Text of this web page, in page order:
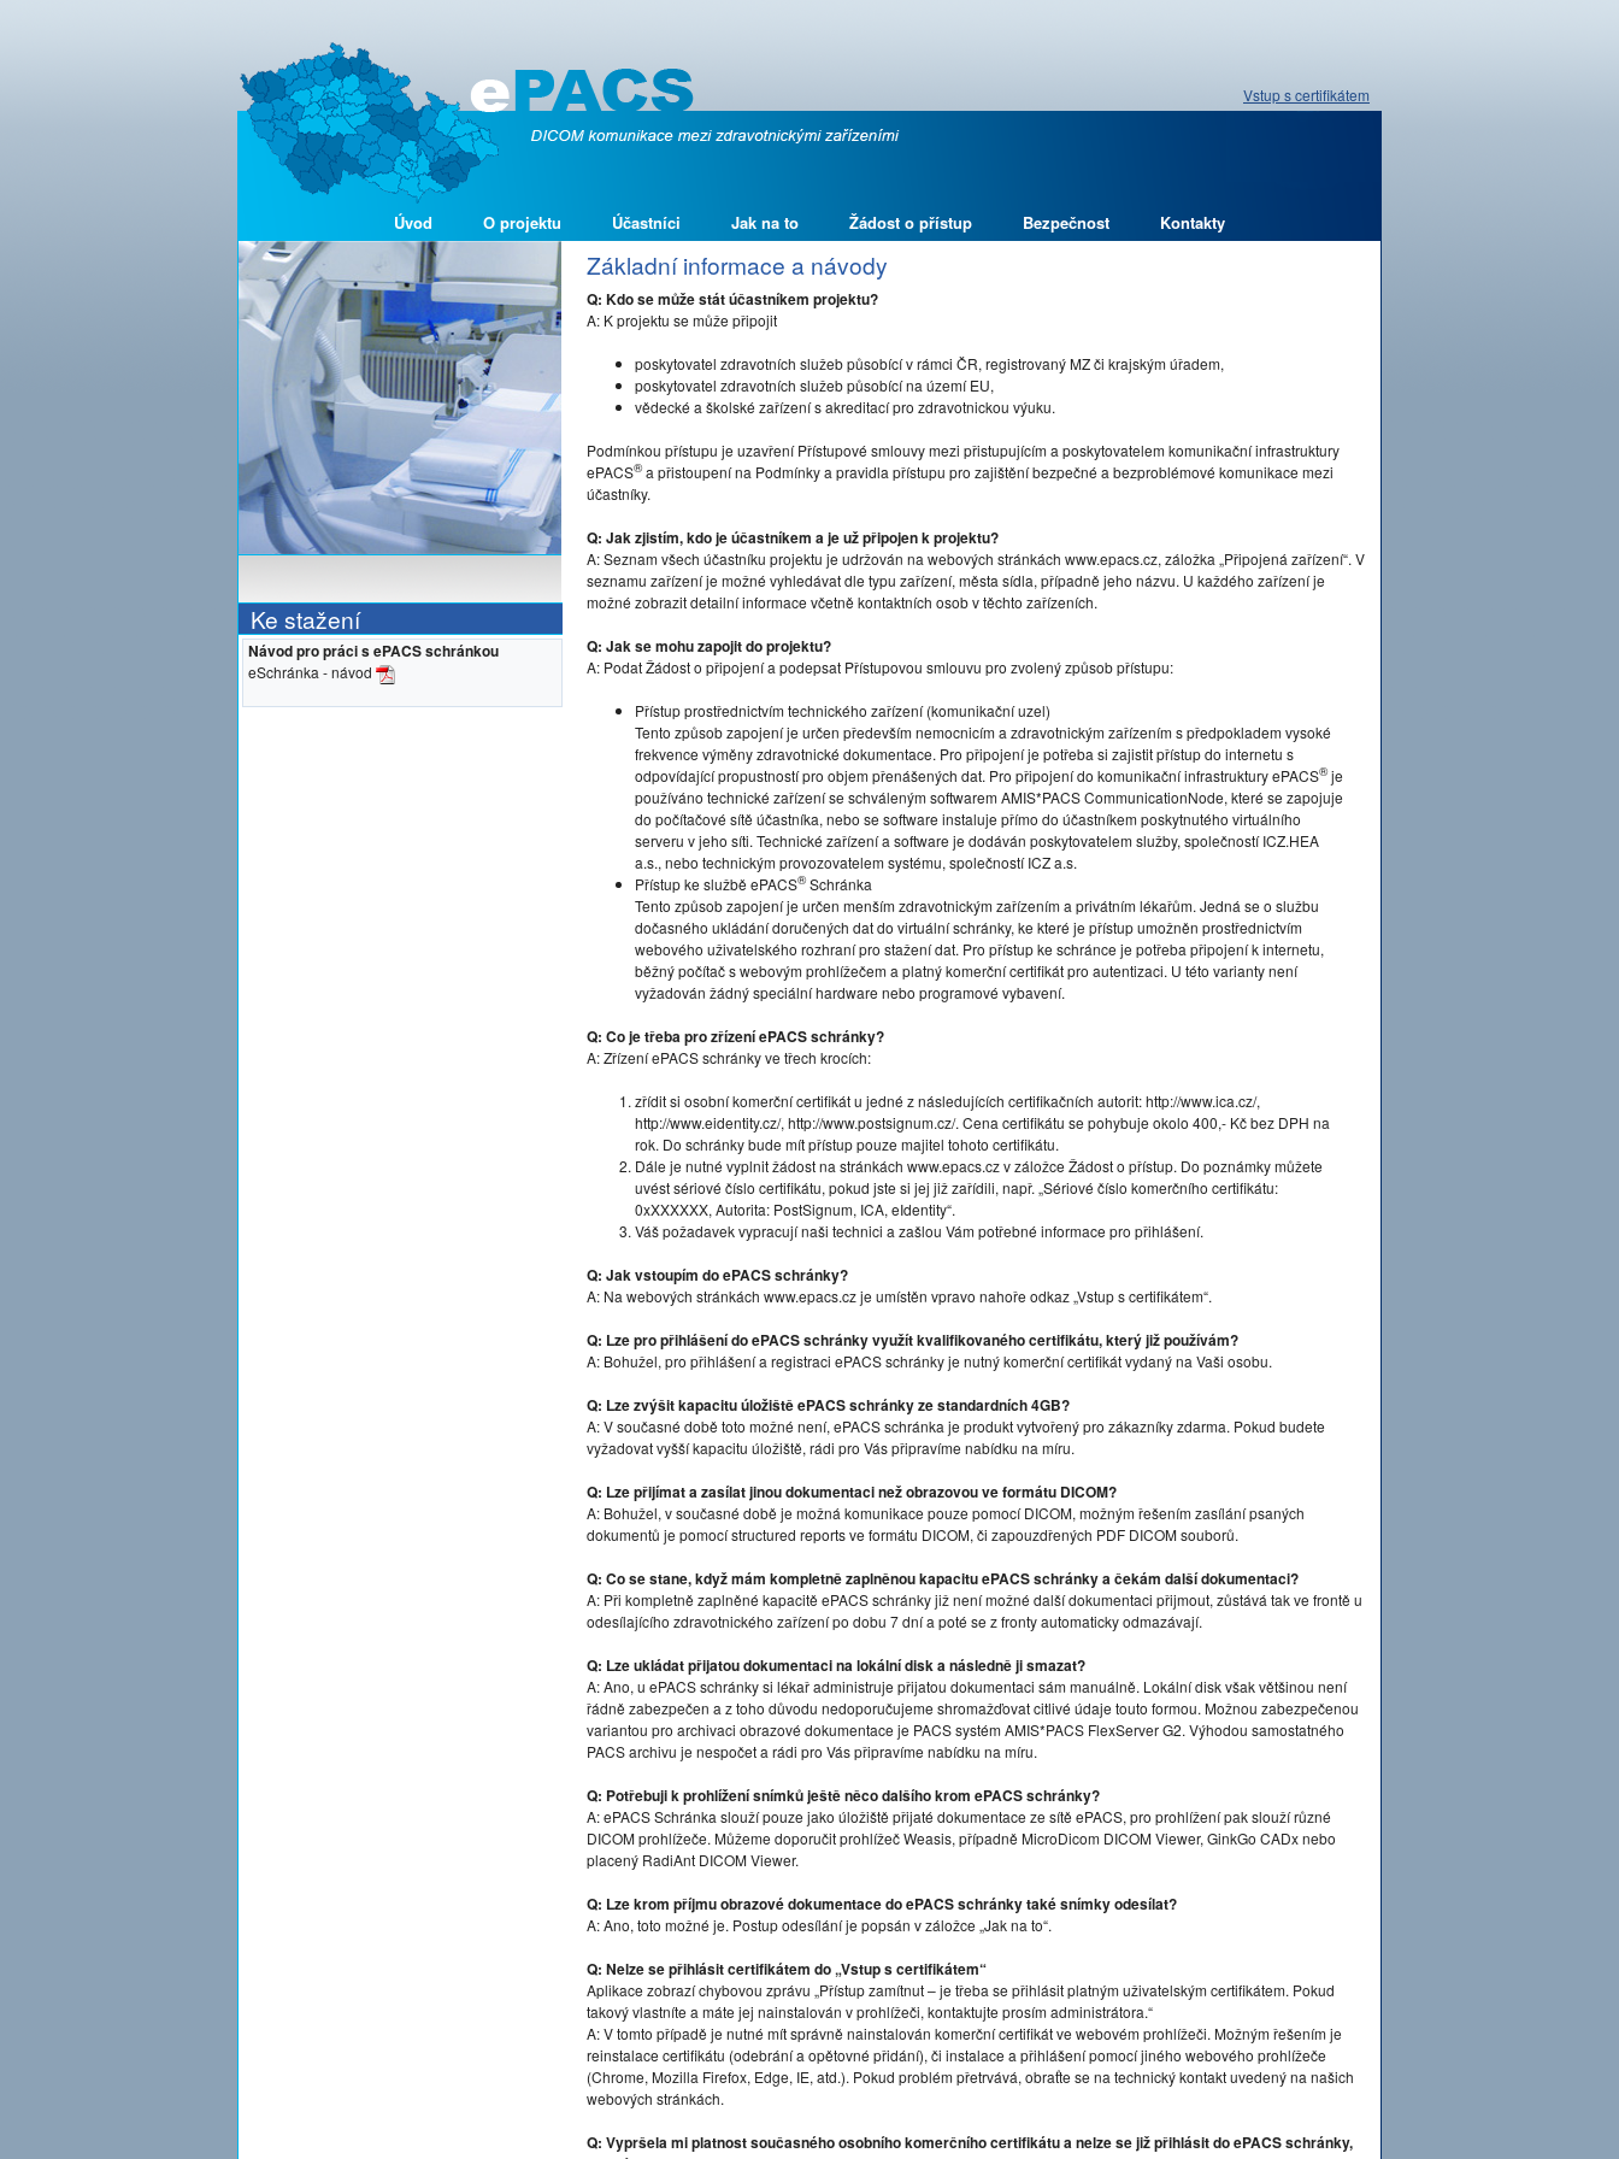
Vstup s certifikátem
Úvod O projektu Účastníci Jak na to Žádost o přístup Bezpečnost Kontakty
Ke stažení
Návod pro práci s ePACS schránkou
eSchránka - návod
Základní informace a návody
Q: Kdo se může stát účastníkem projektu?
A: K projektu se může připojit
poskytovatel zdravotních služeb působící v rámci ČR, registrovaný MZ či krajským úřadem,
poskytovatel zdravotních služeb působící na území EU,
vědecké a školské zařízení s akreditací pro zdravotnickou výuku.
Podmínkou přístupu je uzavření Přístupové smlouvy mezi přistupujícím a poskytovatelem komunikační infrastruktury
ePACS®a přistoupení na Podmínky a pravidla přístupu pro zajištění bezpečné a bezproblémové komunikace mezi
účastníky.
Q: Jak zjistím, kdo je účastníkem a je už připojen k projektu?
A: Seznam všech účastníku projektu je udržován na webových stránkách www.epacs.cz, záložka „Připojená zařízení“. V
seznamu zařízení je možné vyhledávat dle typu zařízení, města sídla, případně jeho názvu. U každého zařízení je
možné zobrazit detailní informace včetně kontaktních osob v těchto zařízeních.
Q: Jak se mohu zapojit do projektu?
A: Podat Žádost o připojení a podepsat Přístupovou smlouvu pro zvolený způsob přístupu:
Přístup prostřednictvím technického zařízení (komunikační uzel)
Tento způsob zapojení je určen především nemocnicím a zdravotnickým zařízením s předpokladem vysoké
frekvence výměny zdravotnické dokumentace. Pro připojení je potřeba si zajistit přístup do internetu s
odpovídající propustností pro objem přenášených dat. Pro připojení do komunikační infrastruktury ePACS®je
používáno technické zařízení se schváleným softwarem AMIS*PACS CommunicationNode, které se zapojuje
do počítačové sítě účastníka, nebo se software instaluje přímo do účastníkem poskytnutého virtuálního
serveru v jeho síti. Technické zařízení a software je dodáván poskytovatelem služby, společností ICZ.HEA
a.s., nebo technickým provozovatelem systému, společností ICZ a.s.
Přístup ke službě ePACS®Schránka
Tento způsob zapojení je určen menším zdravotnickým zařízením a privátním lékařům. Jedná se o službu
dočasného ukládání doručených dat do virtuální schránky, ke které je přístup umožněn prostřednictvím
webového uživatelského rozhraní pro stažení dat. Pro přístup ke schránce je potřeba připojení k internetu,
běžný počítač s webovým prohlížečem a platný komerční certifikát pro autentizaci. U této varianty není
vyžadován žádný speciální hardware nebo programové vybavení.
Q: Co je třeba pro zřízení ePACS schránky?
A: Zřízení ePACS schránky ve třech krocích:
zřídit si osobní komerční certifikát u jedné z následujících certifikačních autorit: http://www.ica.cz/,
http://www.eidentity.cz/, http://www.postsignum.cz/. Cena certifikátu se pohybuje okolo 400,- Kč bez DPH na
rok. Do schránky bude mít přístup pouze majitel tohoto certifikátu.
Dále je nutné vyplnit žádost na stránkách www.epacs.cz v záložce Žádost o přístup. Do poznámky můžete
uvést sériové číslo certifikátu, pokud jste si jej již zařídili, např. „Sériové číslo komerčního certifikátu:
0xXXXXXX, Autorita: PostSignum, ICA, eIdentity“.
Váš požadavek vypracují naši technici a zašlou Vám potřebné informace pro přihlášení.
Q: Jak vstoupím do ePACS schránky?
A: Na webových stránkách www.epacs.cz je umístěn vpravo nahoře odkaz „Vstup s certifikátem“.
Q: Lze pro přihlášení do ePACS schránky využít kvalifikovaného certifikátu, který již používám?
A: Bohužel, pro přihlášení a registraci ePACS schránky je nutný komerční certifikát vydaný na Vaši osobu.
Q: Lze zvýšit kapacitu úložiště ePACS schránky ze standardních 4GB?
A: V současné době toto možné není, ePACS schránka je produkt vytvořený pro zákazníky zdarma. Pokud budete
vyžadovat vyšší kapacitu úložiště, rádi pro Vás připravíme nabídku na míru.
Q: Lze přijímat a zasílat jinou dokumentaci než obrazovou ve formátu DICOM?
A: Bohužel, v současné době je možná komunikace pouze pomocí DICOM, možným řešením zasílání psaných
dokumentů je pomocí structured reports ve formátu DICOM, či zapouzdřených PDF DICOM souborů.
Q: Co se stane, když mám kompletně zaplněnou kapacitu ePACS schránky a čekám další dokumentaci?
A: Při kompletně zaplněné kapacitě ePACS schránky již není možné další dokumentaci přijmout, zůstává tak ve frontě u
odesílajícího zdravotnického zařízení po dobu 7 dní a poté se z fronty automaticky odmazávají.
Q: Lze ukládat přijatou dokumentaci na lokální disk a následně ji smazat?
A: Ano, u ePACS schránky si lékař administruje přijatou dokumentaci sám manuálně. Lokální disk však většinou není
řádně zabezpečen a z toho důvodu nedoporučujeme shromažďovat citlivé údaje touto formou. Možnou zabezpečenou
variantou pro archivaci obrazové dokumentace je PACS systém AMIS*PACS FlexServer G2. Výhodou samostatného
PACS archivu je nespočet a rádi pro Vás připravíme nabídku na míru.
Q: Potřebuji k prohlížení snímků ještě něco dalšího krom ePACS schránky?
A: ePACS Schránka slouží pouze jako úložiště přijaté dokumentace ze sítě ePACS, pro prohlížení pak slouží různé
DICOM prohlížeče. Můžeme doporučit prohlížeč Weasis, případně MicroDicom DICOM Viewer, GinkGo CADx nebo
placený RadiAnt DICOM Viewer.
Q: Lze krom příjmu obrazové dokumentace do ePACS schránky také snímky odesílat?
A: Ano, toto možné je. Postup odesílání je popsán v záložce „Jak na to“.
Q: Nelze se přihlásit certifikátem do „Vstup s certifikátem“
Aplikace zobrazí chybovou zprávu „Přístup zamítnut – je třeba se přihlásit platným uživatelským certifikátem. Pokud
takový vlastníte a máte jej nainstalován v prohlížeči, kontaktujte prosím administrátora.“
A: V tomto případě je nutné mít správně nainstalován komerční certifikát ve webovém prohlížeči. Možným řešením je
reinstalace certifikátu (odebrání a opětovné přidání), či instalace a přihlášení pomocí jiného webového prohlížeče
(Chrome, Mozilla Firefox, Edge, IE, atd.). Pokud problém přetrvává, obraťte se na technický kontakt uvedený na našich
webových stránkách.
Q: Vypršela mi platnost současného osobního komerčního certifikátu a nelze se již přihlásit do ePACS schránky,